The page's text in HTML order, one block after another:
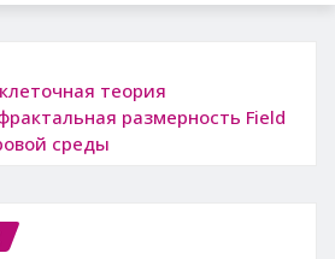
теория
размерность Field
среды